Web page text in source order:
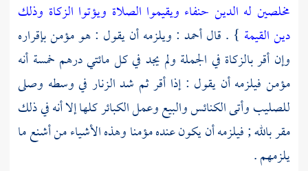
مخلصين له الدين حنفاء ويقيموا الصلاة ويؤتوا الزكاة وذلك
دين القيمة } . قالأحمد : ويلزمه أن يقول : هو مؤمن بإقراره
وإن أقر بالزكاة في الجملة ولم يجد في كل مائتي درهم خمسة أنه
مؤمن فيلزمه أن يقول : إذا أقر ثم شد الزنار في وسطه وصلى
للصليب وأتى الكنائس والبيع وعمل الكبائر كلها إلا أنه في ذلك
مقر بالله ; فيلزمه أن يكون عنده مؤمنا وهذه الأشياء من أشنع ما
يلزمهم .